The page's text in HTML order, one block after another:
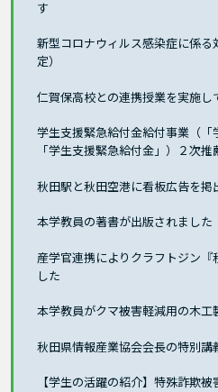
す
新型コロナウィルス感染症に係る
定）
仁賀保高校との連携授業を実施し
学生支援緊急給付金給付事業（「
「学生支援緊急給付金」）２次
秋田駅と秋田空港に看板広告を掲
本学教員の著書が出版されました
産学官連携によりクラフトジン『
した
本学教員がクマ被害軽減用の木工
秋田県情報産業協会会長の特別講
【学生の活躍の紹介】特殊詐欺